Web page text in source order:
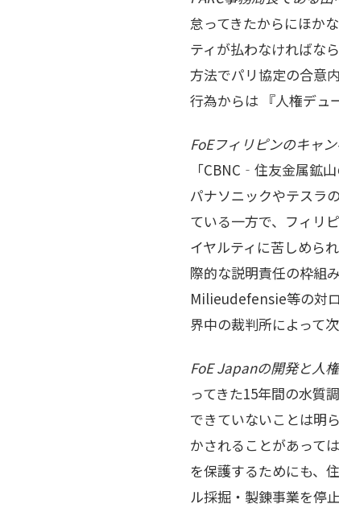
怠ってきたからにほか
ティが払わなければな
方法でパリ協定の合意
行為からは 『人権デュ
FoEフィリピンのキャ
「CBNC‐住友金属鉱
パナソニックやテスラ
ている一方で、フィリ
イヤルティに苦しめら
際的な説明責任の枠組
Milieudefensie等の対
界中の裁判所によって
FoE Japanの開発と人
ってきた15年間の水質
できていないことは明
かされることがあって
を保護するためにも、
ル採掘・製錬事業を停